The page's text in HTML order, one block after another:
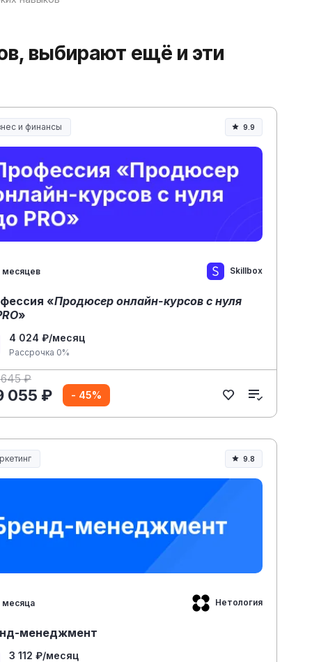
выбирают ещё и эти
и финансы 9.9
месяцев Skillbox
«Продюсер онлайн-курсов с нуля
»
4 024 ₽/месяц
Рассрочка 0%
₽
055 ₽ - 45%
9.8
месяца Нетология
менеджмент
3 112 ₽/месяц